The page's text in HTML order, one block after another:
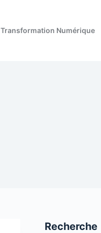
Transformation Numérique
Recherche